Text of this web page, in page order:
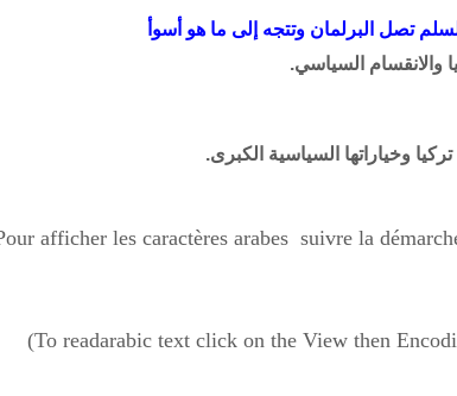
تصل البرلمان وتتجه إلى ما هو أسوأ
والانقسام السياسي.
وخياراتها السياسية الكبرى.
afficher les caractères arabes suivre la
(To readarabic text click on the View then